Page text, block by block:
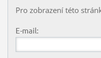
Pro zobrazení této
E-mail: